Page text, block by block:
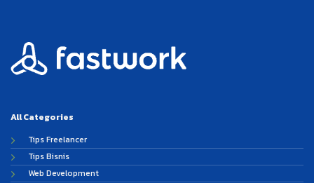
All Categories
Tips Freelancer
Tips Bisnis
Web Development